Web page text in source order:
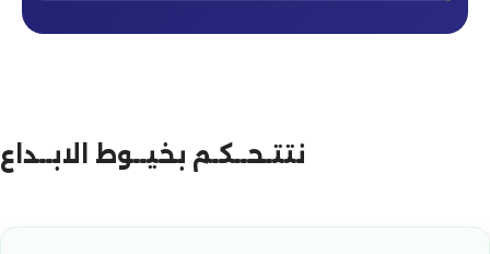
نتتـحــكـم بخيــوط الابــداع